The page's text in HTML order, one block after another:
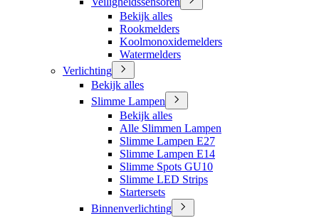
Bekijk alles
Rookmelders
Koolmonoxidemelders
Watermelders
Verlichting
Bekijk alles
Slimme Lampen
Bekijk alles
Alle Slimmen Lampen
Slimme Lampen E27
Slimme Lampen E14
Slimme Spots GU10
Slimme LED Strips
Startersets
Binnenverlichting